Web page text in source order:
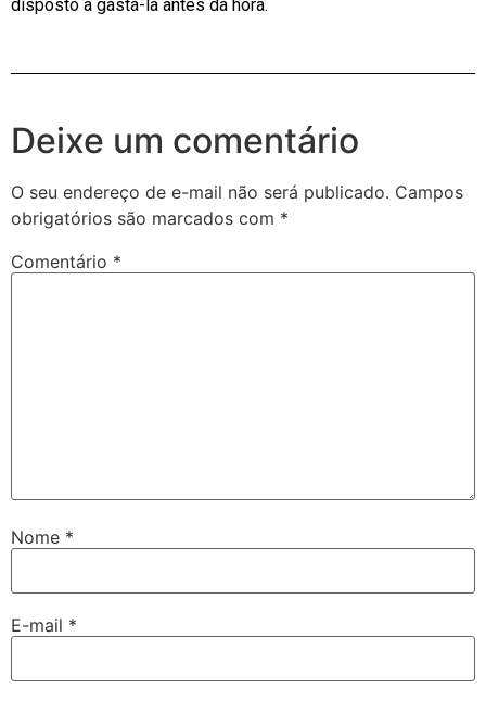
disposto a gastá-la antes da hora.
Deixe um comentário
O seu endereço de e-mail não será publicado. Campos
obrigatórios são marcados com *
Comentário *
Nome *
E-mail *